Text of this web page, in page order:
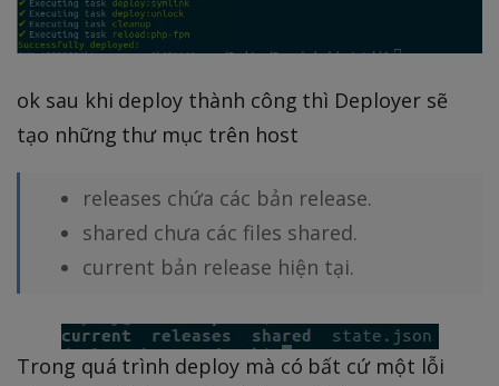
ok sau khi deploy thành công thì Deployer sẽ
tạo những thư mục trên host
releases chứa các bản release.
shared chưa các files shared.
current bản release hiện tại.
Trong quá trình deploy mà có bất cứ một lỗi